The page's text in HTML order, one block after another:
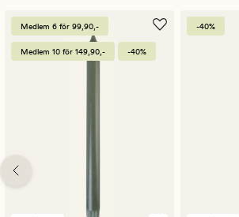
Medlem 6 för 99,90,-
Medlem 10 för 149,90,- -40%
-40%